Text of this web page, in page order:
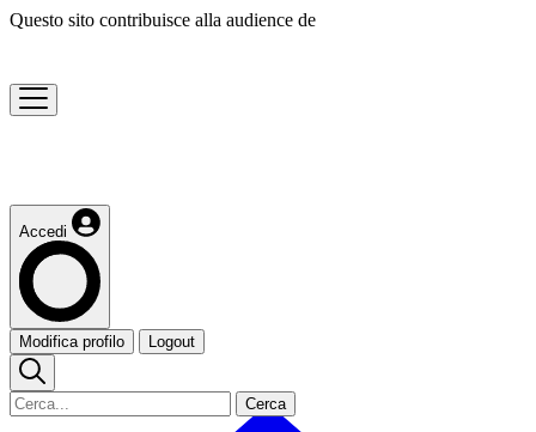
Questo sito contribuisce alla audience de
Accedi
Modifica profilo Logout
Cerca